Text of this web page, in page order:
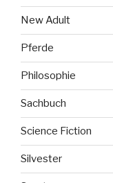
New Adult
Pferde
Philosophie
Sachbuch
Science Fiction
Silvester